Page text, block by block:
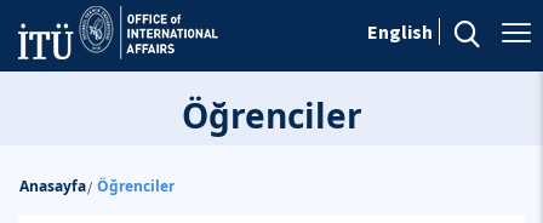
English
Öğrenciler
Anasayfa/ Öğrenciler